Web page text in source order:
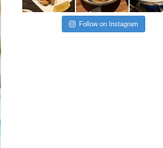
Follow on Instagram